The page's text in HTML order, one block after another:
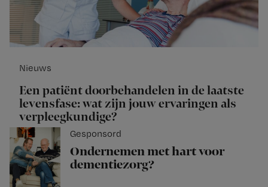
Nieuws
Een patiënt doorbehandelen in de laatste
levensfase: wat zijn jouw ervaringen als
verpleegkundige?
Gesponsord
Ondernemen met hart voor
dementiezorg?